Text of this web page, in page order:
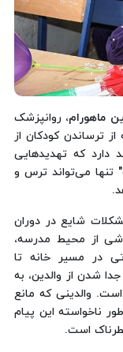
ماهورام، روانپزشک
ترساندن کودکان از
دارد که تهدیدهایی
تنها می‌تواند ترس و
شایع در دوران
از محیط مدرسه،
در مسیر خانه تا
شدن از والدین، به
است. والدینی که مانع
ناخواسته این پیام
است.